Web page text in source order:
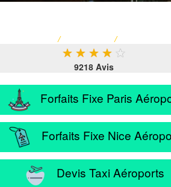
/ /
★ ★ ★ ★ ★
9218 Avis
Forfaits Fixe Paris
Forfaits Fixe Nice
Devis Taxi Aéroports